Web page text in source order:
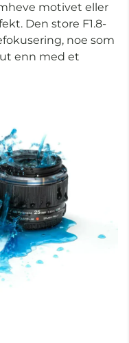
motivet eller
Den store F1.8-
noe som
enn med et